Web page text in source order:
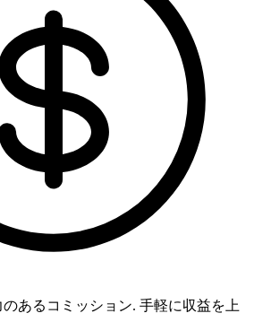
あるコミッション. 手軽に収益を上